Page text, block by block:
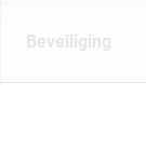
Beveiliging